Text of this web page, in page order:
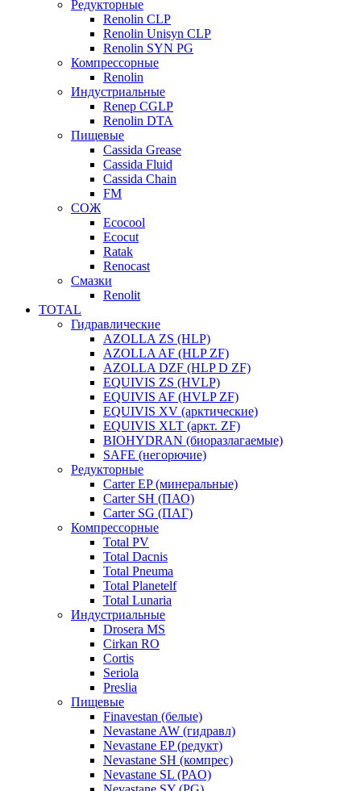
Редукторные
Renolin CLP
Renolin Unisyn CLP
Renolin SYN PG
Компрессорные
Renolin
Индустриальные
Renep CGLP
Renolin DTA
Пищевые
Cassida Grease
Cassida Fluid
Cassida Chain
FM
СОЖ
Ecocool
Ecocut
Ratak
Renocast
Смазки
Renolit
TOTAL
Гидравлические
AZOLLA ZS (HLP)
AZOLLA AF (HLP ZF)
AZOLLA DZF (HLP D ZF)
EQUIVIS ZS (HVLP)
EQUIVIS AF (HVLP ZF)
EQUIVIS XV (арктические)
EQUIVIS XLT (аркт. ZF)
BIOHYDRAN (биоразлагаемые)
SAFE (негорючие)
Редукторные
Carter EP (минеральные)
Carter SH (ПАО)
Carter SG (ПАГ)
Компрессорные
Total PV
Total Dacnis
Total Pneuma
Total Planetelf
Total Lunaria
Индустриальные
Drosera MS
Cirkan RO
Cortis
Seriola
Preslia
Пищевые
Finavestan (белые)
Nevastane AW (гидравл)
Nevastane EP (редукт)
Nevastane SH (компрес)
Nevastane SL (PAO)